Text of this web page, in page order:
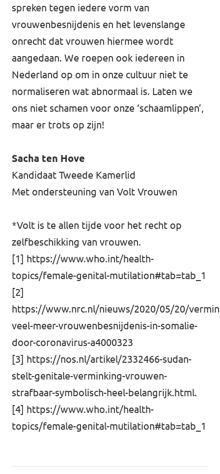
spreken tegen iedere vorm van
vrouwenbesnijdenis en het levenslange
onrecht dat vrouwen hiermee wordt
aangedaan. We roepen ook iedereen in
Nederland op om in onze cultuur niet te
normaliseren wat abnormaal is. Laten we
ons niet schamen voor onze ‘schaamlippen’,
maar er trots op zijn!
Sacha ten Hove
Kandidaat Tweede Kamerlid
Met ondersteuning van Volt Vrouwen
*Volt is te allen tijde voor het recht op
zelfbeschikking van vrouwen.
[1] https://www.who.int/health-
topics/female-genital-mutilation#tab=tab_1
[2]
https://www.nrc.nl/nieuws/2020/05/20/
veel-meer-vrouwenbesnijdenis-in-somalie-
door-coronavirus-a4000323
[3] https://nos.nl/artikel/2332466-sudan-
stelt-genitale-verminking-vrouwen-
strafbaar-symbolisch-heel-belangrijk.html.
[4] https://www.who.int/health-
topics/female-genital-mutilation#tab=tab_1